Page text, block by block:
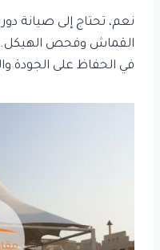
نعم، تحتاج إلى صيانة
القماش وفحص الهيكل.
في الحفاظ على الجودة